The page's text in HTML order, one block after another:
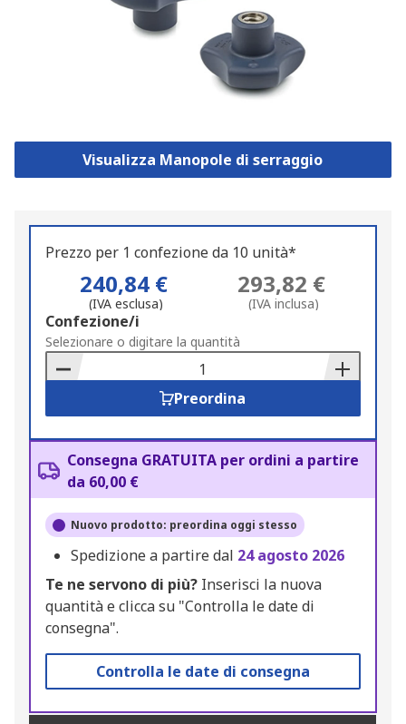
Visualizza Manopole di serraggio
Prezzo per 1 confezione da 10 unità*
240,84 €
(IVA esclusa)
293,82 €
(IVA inclusa)
Add
to
Basket
Confezione/i
Selezionare o digitare la quantità
Preordina
Consegna GRATUITA per ordini a partire
da 60,00 €
Nuovo prodotto: preordina oggi stesso
Spedizione a partire dal 24 agosto 2026
Te ne servono di più? Inserisci la nuova
quantità e clicca su "Controlla le date di
consegna".
Controlla le date di consegna